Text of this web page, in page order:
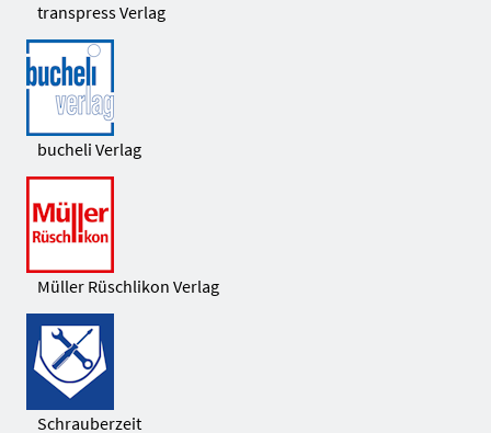
transpress Verlag
bucheli Verlag
Müller Rüschlikon Verlag
Schrauberzeit